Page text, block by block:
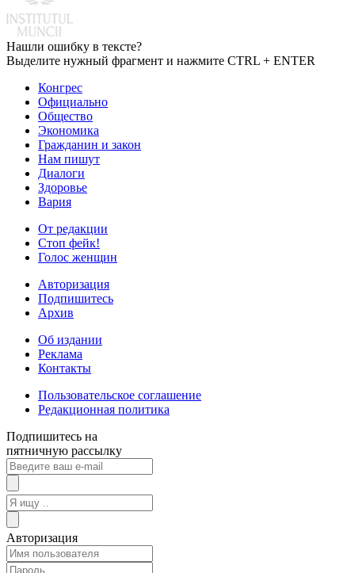
Нашли ошибку в тексте?
Выделите нужный фрагмент и нажмите CTRL + ENTER
Конгрес
Официально
Общество
Экономика
Гражданин и закон
Нам пишут
Диалоги
Здоровье
Вария
От редакции
Стоп фейк!
Голос женщин
Авторизация
Подпишитесь
Архив
Об издании
Реклама
Контакты
Пользовательское соглашение
Редакционная политика
Подпишитесь на
пятничную рассылку
Авторизация